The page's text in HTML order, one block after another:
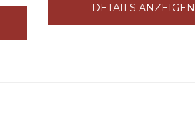
DETAILS ANZEIGEN